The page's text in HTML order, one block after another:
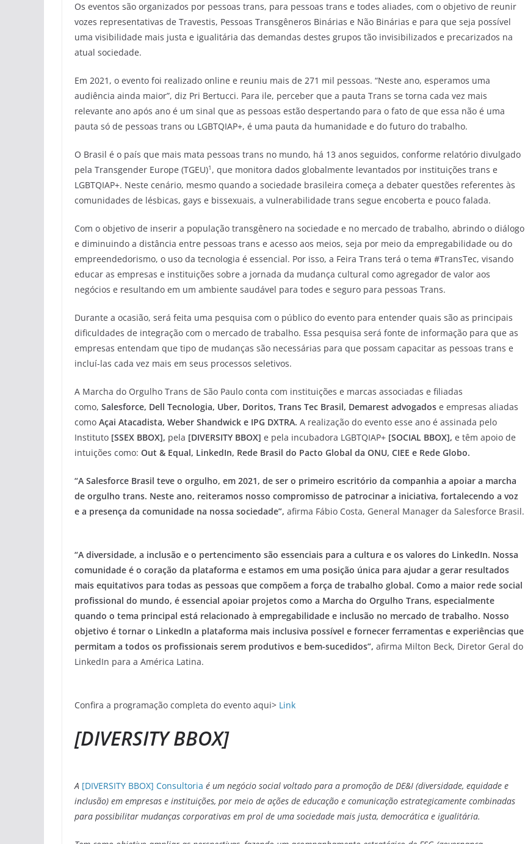
Os eventos são organizados por pessoas trans, para pessoas trans e todes aliades, com o objetivo de reunir
vozes representativas de Travestis, Pessoas Transgêneros Binárias e Não Binárias e para que seja possível
uma visibilidade mais justa e igualitária das demandas destes grupos tão invisibilizados e precarizados na
atual sociedade.
Em 2021, o evento foi realizado online e reuniu mais de 271 mil pessoas. “Neste ano, esperamos uma
audiência ainda maior”, diz Pri Bertucci. Para ile, perceber que a pauta Trans se torna cada vez mais
relevante ano após ano é um sinal que as pessoas estão despertando para o fato de que essa não é uma
pauta só de pessoas trans ou LGBTQIAP+, é uma pauta da humanidade e do futuro do trabalho.
O Brasil é o país que mais mata pessoas trans no mundo, há 13 anos seguidos, conforme relatório divulgado
pela Transgender Europe (TGEU)1 , que monitora dados globalmente levantados por instituições trans e
LGBTQIAP+. Neste cenário, mesmo quando a sociedade brasileira começa a debater questões referentes às
comunidades de lésbicas, gays e bissexuais, a vulnerabilidade trans segue encoberta e pouco falada.
Com o objetivo de inserir a população transgênero na sociedade e no mercado de trabalho, abrindo o diálogo
e diminuindo a distância entre pessoas trans e acesso aos meios, seja por meio da empregabilidade ou do
empreendedorismo, o uso da tecnologia é essencial. Por isso, a Feira Trans terá o tema #TransTec, visando
educar as empresas e instituições sobre a jornada da mudança cultural como agregador de valor aos
negócios e resultando em um ambiente saudável para todes e seguro para pessoas Trans.
Durante a ocasião, será feita uma pesquisa com o público do evento para entender quais são as principais
dificuldades de integração com o mercado de trabalho. Essa pesquisa será fonte de informação para que as
empresas entendam que tipo de mudanças são necessárias para que possam capacitar as pessoas trans e
incluí-las cada vez mais em seus processos seletivos.
A Marcha do Orgulho Trans de São Paulo conta com instituições e marcas associadas e filiadas
como, Salesforce, Dell Tecnologia, Uber, Doritos, Trans Tec Brasil, Demarest advogados e empresas aliadas
como Açai Atacadista, Weber Shandwick e IPG DXTRA. A realização do evento esse ano é assinada pelo
Instituto [SSEX BBOX], pela [DIVERSITY BBOX] e pela incubadora LGBTQIAP+ [SOCIAL BBOX], e têm apoio de
intuições como: Out & Equal, LinkedIn, Rede Brasil do Pacto Global da ONU, CIEE e Rede Globo.
“A Salesforce Brasil teve o orgulho, em 2021, de ser o primeiro escritório da companhia a apoiar a marcha
de orgulho trans. Neste ano, reiteramos nosso compromisso de patrocinar a iniciativa, fortalecendo a voz
e a presença da comunidade na nossa sociedade”, afirma Fábio Costa, General Manager da Salesforce Brasil.
“A diversidade, a inclusão e o pertencimento são essenciais para a cultura e os valores do LinkedIn. Nossa
comunidade é o coração da plataforma e estamos em uma posição única para ajudar a gerar resultados
mais equitativos para todas as pessoas que compõem a força de trabalho global. Como a maior rede social
profissional do mundo, é essencial apoiar projetos como a Marcha do Orgulho Trans, especialmente
quando o tema principal está relacionado à empregabilidade e inclusão no mercado de trabalho. Nosso
objetivo é tornar o LinkedIn a plataforma mais inclusiva possível e fornecer ferramentas e experiências que
permitam a todos os profissionais serem produtivos e bem-sucedidos”, afirma Milton Beck, Diretor Geral do
LinkedIn para a América Latina.
Confira a programação completa do evento aqui> Link
[DIVERSITY BBOX]
A [DIVERSITY BBOX] Consultoria é um negócio social voltado para a promoção de DE&I (diversidade, equidade e
inclusão) em empresas e instituições, por meio de ações de educação e comunicação estrategicamente combinadas
para possibilitar mudanças corporativas em prol de uma sociedade mais justa, democrática e igualitária.